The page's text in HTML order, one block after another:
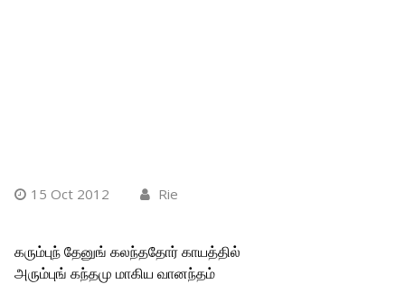
15 Oct 2012 Rie
கரும்புந் தேனுங் கலந்ததோர் காயத்தில்
அரும்புங் கந்தமு மாகிய வானந்தம்